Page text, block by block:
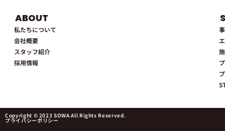
ABOUT
私たちについて
会社概要
スタッフ紹介
採用情報
Copyright © 2023 SOWA All Rights Reserved.
プライバシーポリシー